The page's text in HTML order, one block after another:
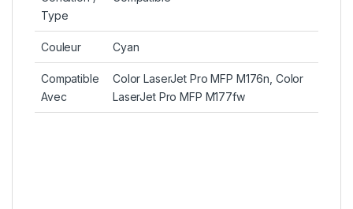
Type
Couleur Cyan
Compatible
Avec
Color LaserJet Pro MFP M176n, Color
LaserJet Pro MFP M177fw